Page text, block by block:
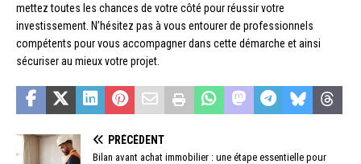
mettez toutes les chances de votre côté pour réussir votre
investissement. N’hésitez pas à vous entourer de professionnels
compétents pour vous accompagner dans cette démarche et ainsi
sécuriser au mieux votre projet.
PRÉCÉDENT
Bilan avant achat immobilier : une étape essentielle pour